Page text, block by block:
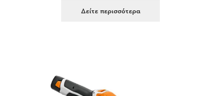
Δείτε περισσότερα